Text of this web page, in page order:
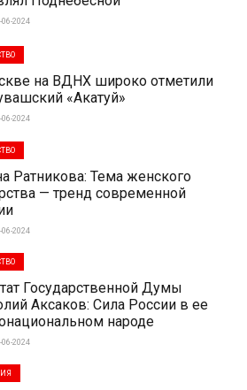
06-2024
на ВДНХ широко отметили
«Акатуй»
06-2024
Ратникова: Тема женского
— тренд современной
06-2024
Государственной Думы
Аксаков: Сила России в ее
народе
06-2024